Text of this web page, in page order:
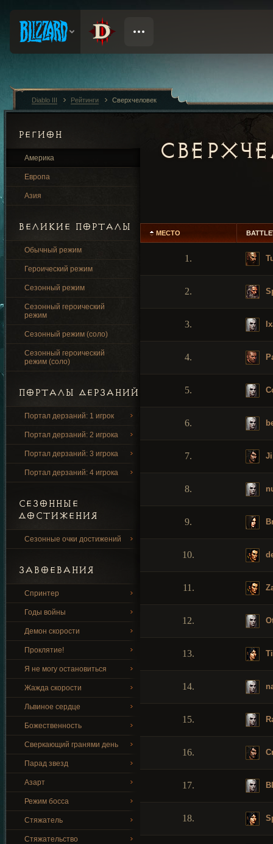
РЕГИОН
Америка
Европа
Азия
ВЕЛИКИЕ ПОРТАЛЫ
Обычный режим
Героический режим
Сезонный режим
Сезонный героический
режим
Сезонный режим (соло)
Сезонный героический
режим (соло)
ПОРТАЛЫ ДЕРЗАНИЙ
Портал дерзаний: 1 игрок
Портал дерзаний: 2 игрока
Портал дерзаний: 3 игрока
Портал дерзаний: 4 игрока
СЕЗОННЫЕ
ДОСТИЖЕНИЯ
Сезонные очки достижений
ЗАВОЕВАНИЯ
Спринтер
Годы войны
Демон скорости
Проклятие!
Я не могу остановиться
Жажда скорости
Львиное сердце
Божественность
Сверкающий гранями день
Парад звезд
Азарт
Режим босса
Стяжатель
Стяжательство
МЕСТО
1.
2.
3.
4.
5.
6.
7.
8.
9.
10.
11.
12.
13.
14.
15.
16.
17.
18.
Diablo III Рейтинги Сверхчеловек